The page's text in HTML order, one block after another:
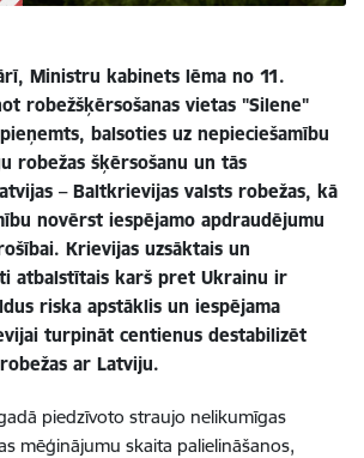
Ministru kabinets lēma no 11.
robežšķērsošanas vietas "Silene"
balsoties uz nepieciešamību
robežas šķērsošanu un tās
– Baltkrievijas valsts robežas, kā
novērst iespējamo apdraudējumu
Krievijas uzsāktais un
atbalstītais karš pret Ukrainu ir
riska apstāklis un iespējama
turpināt centienus destabilizēt
ar Latviju.
piedzīvoto straujo nelikumīgas
mēģinājumu skaita palielināšanos,